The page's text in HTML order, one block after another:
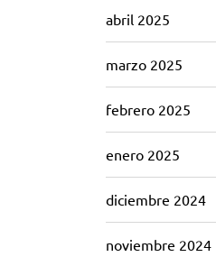
abril 2025
marzo 2025
febrero 2025
enero 2025
diciembre 2024
noviembre 2024